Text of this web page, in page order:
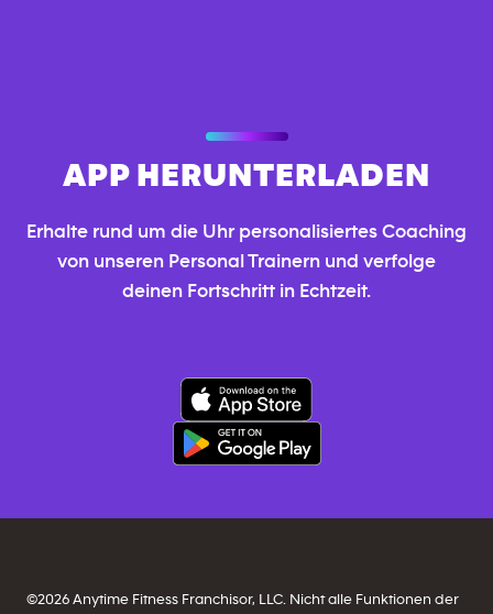
APP HERUNTERLADEN
Erhalte rund um die Uhr personalisiertes Coaching
von unseren Personal Trainern und verfolge
deinen Fortschritt in Echtzeit.
©2026 Anytime Fitness Franchisor, LLC. Nicht alle Funktionen der